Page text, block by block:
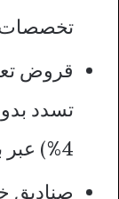
تخصصات
قروض
تسدد
4%) عبر بنوك مثل البنك الإسلامي.​
صناديق